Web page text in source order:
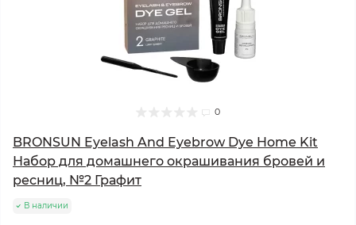
0
BRONSUN Eyelash And Eyebrow Dye Home Kit
Набор для домашнего окрашивания бровей и
ресниц, №2 Графит
В наличии